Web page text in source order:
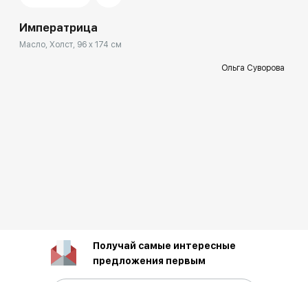
Императрица
Масло, Холст, 96 x 174 см
Ольга Суворова
Получай самые интересные
предложения первым